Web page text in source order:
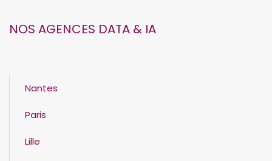
NOS AGENCES DATA & IA
Nantes
Paris
Lille